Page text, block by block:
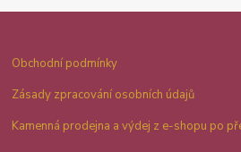
Obchodní podmínky
Zásady zpracování osobních údajů
Kamenná prodejna a výdej z e-shopu po